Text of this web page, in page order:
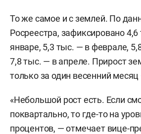
То же самое и с землей. По
Росреестра, зафиксировано
январе, 5,3 тыс. — в феврале,
7,8 тыс. — в апреле. Прирост
только за один весенний
«Небольшой рост есть. Если
поквартально, то где-то на
процентов, — отмечает вице-